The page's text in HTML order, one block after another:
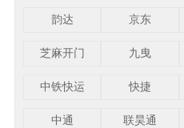
韵达 京东
芝麻开门 九曳
中铁快运 快捷
中通 联昊通